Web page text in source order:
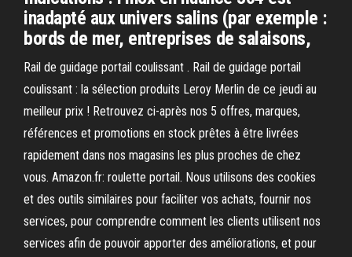
inadapté aux univers salins (par exemple :
bords de mer, entreprises de salaisons,
Rail de guidage portail coulissant . Rail de guidage portail
coulissant : la sélection produits Leroy Merlin de ce jeudi au
meilleur prix ! Retrouvez ci-après nos 5 offres, marques,
références et promotions en stock prêtes à être livrées
rapidement dans nos magasins les plus proches de chez
vous. Amazon.fr: roulette portail. Nous utilisons des cookies
et des outils similaires pour faciliter vos achats, fournir nos
services, pour comprendre comment les clients utilisent nos
services afin de pouvoir apporter des améliorations, et pour